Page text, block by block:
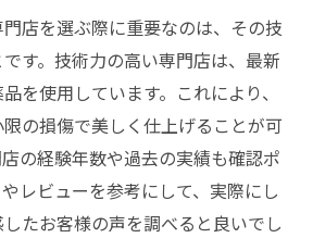
店を選ぶ際に重要なのは、その技
す。技術力の高い専門店は、最新
を使用しています。これにより、
の損傷で美しく仕上げることが可
の経験年数や過去の実績も確認ポ
レビューを参考にして、実際にし
たお客様の声を調べると良いでし